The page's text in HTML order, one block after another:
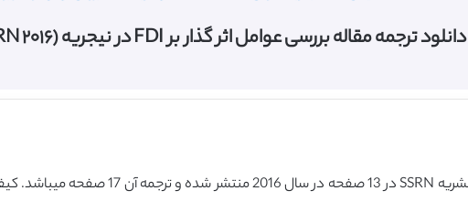
دانلود ترجمه مقاله بررسی عوامل اثر گذار بر FDI در نیجریه (SSRN ۲۰۱۶) (ترجمه ویژه – طلایی